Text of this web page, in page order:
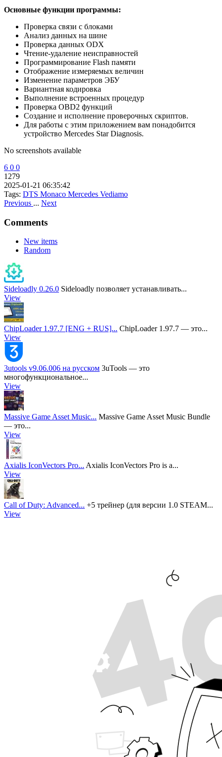
Основные функции программы:
Проверка связи с блоками
Анализ данных на шине
Проверка данных ODX
Чтение-удаление неисправностей
Программирование Flash памяти
Отображение измеряемых величин
Изменение параметров ЭБУ
Вариантная кодировка
Выполнение встроенных процедур
Проверка OBD2 функций
Создание и исполнение проверочных скриптов.
Для работы с этим приложением вам понадобится
устройство Mercedes Star Diagnosis.
No screenshots available
6 0 0
1279
2025-01-21 06:35:42
Tags: DTS Monaco Mercedes Vediamo
Previous ... Next
Comments
New items
Random
Sideloadly 0.26.0 Sideloadly позволяет устанавливать...
View
ChipLoader 1.97.7 [ENG + RUS]... ChipLoader 1.97.7 — это...
View
3utools v9.06.006 на русском 3uTools — это
многофункциональное...
View
Massive Game Asset Music... Massive Game Asset Music Bundle
— это...
View
Axialis IconVectors Pro... Axialis IconVectors Pro is a...
View
Call of Duty: Advanced... +5 трейнер (для версии 1.0 STEAM...
View